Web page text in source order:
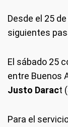
Desde el 25
siguientes
El sábado 25
entre Buenos
Justo Daract
Para el